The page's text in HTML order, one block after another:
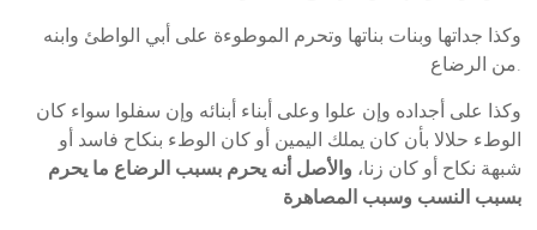
وكذا جداتها وبنات بناتها وتحرم الموطوءة على أبي الواطئ وابنه
وكذا على أجداده وإن علوا وعلى أبناء أبنائه وإن سفلوا سواء كان
الوطء حلالا بأن كان يملك اليمين أو كان الوطء بنكاح فاسد أو
شبهة نكاح أو كان زنا، والأصل أنه يحرم بسبب الرضاع ما يحرم
بسبب النسب وسبب المصاهرة